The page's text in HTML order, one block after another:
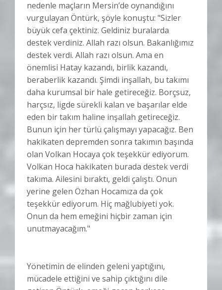
nedenle maçların Mersin’de oynandığını
vurgulayan Öntürk, şöyle konuştu: "Sizler
büyük cefa çektiniz. Geldiniz buralarda
destek verdiniz. Allah razı olsun. Bakanlığımız
destek verdi. Allah razı olsun. Ama en
önemlisi Hatay kazandı, birlik kazandı,
beraberlik kazandı. Şimdi inşallah, bu takımı
daha kurumsal bir hale getireceğiz. Borçsuz,
harçsız, ligde sürekli kalan ve başarılar elde
eden bir takım haline inşallah getireceğiz.
Bunun için her türlü çalışmayı yapacağız. Ben
hakikaten depremden sonra takımın başında
olan Volkan Hocaya çok teşekkür ediyorum.
Volkan Hoca hakikaten burada destek verdi
takıma. Ailesini bıraktı, geldi çalıştı. Onun
yerine gelen Özhan Hocamıza da çok
teşekkür ediyorum. Hiç mağlubiyeti yok.
Onun da hem emeğini hiçbir zaman için
unutmayacağım."
Yönetimin de elinden geleni yaptığını,
mücadele ettiğini ve sahip çıktığını dile